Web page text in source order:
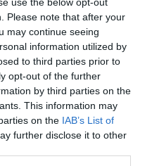
Please note that after your
may continue seeing
information utilized by
to third parties prior to
opt-out of the further
by third parties on the
This information may
on the IAB’s List of
further disclose it to other
shock del sindaco di
Concamarise –
comune di mille
abitanti in provincia di
Verona – Cristiano
della Camera Laura
fa aveva chiesto di
rom, il sindaco ha